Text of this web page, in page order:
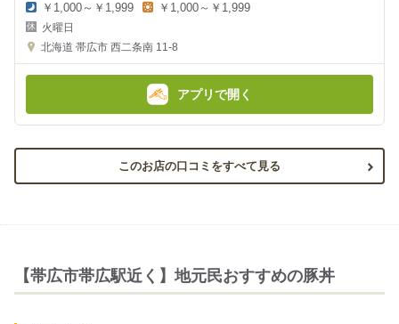
夜
の
金
￥1,000～￥1,999
金
額
￥1,000～￥1,999
火曜日
北海道 帯広市 西二条南 11-8
アプリで開く
このお店の口コミをすべて見る
【帯広市帯広駅近く】地元民おすすめの豚丼